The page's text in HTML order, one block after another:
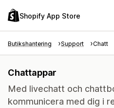
Shopify App Store
Butikshantering Support Chatt
Chattappar
Med livechatt och
kommunicera med dig i